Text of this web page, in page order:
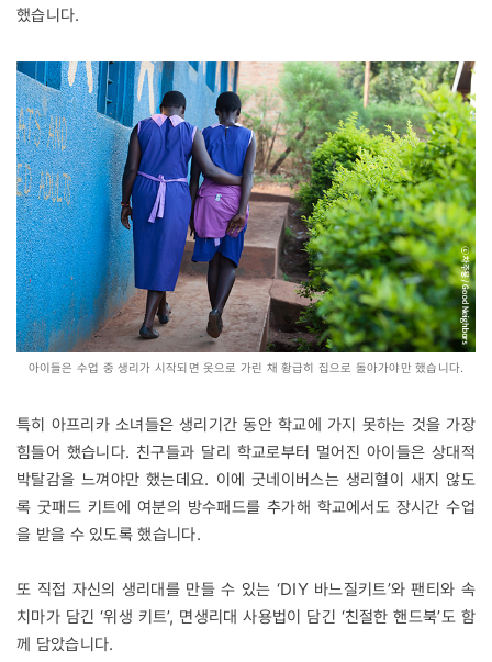
했습니다.
아이들은 수업 중 생리가 시작되면 옷으로 가린 채 황급히 집으로 돌아가야만 했습니다.
특히 아프리카 소녀들은 생리기간 동안 학교에 가지 못하는 것을 가장
힘들어 했습니다. 친구들과 달리 학교로부터 멀어진 아이들은 상대적
박탈감을 느껴야만 했는데요. 이에 굿네이버스는 생리혈이 새지 않도
록 굿패드 키트에 여분의 방수패드를 추가해 학교에서도 장시간 수업
을 받을 수 있도록 했습니다.
또 직접 자신의 생리대를 만들 수 있는 ‘DIY 바느질키트’와 팬티와 속
치마가 담긴 ‘위생 키트’, 면생리대 사용법이 담긴 ‘친절한 핸드북’도 함
께 담았습니다.